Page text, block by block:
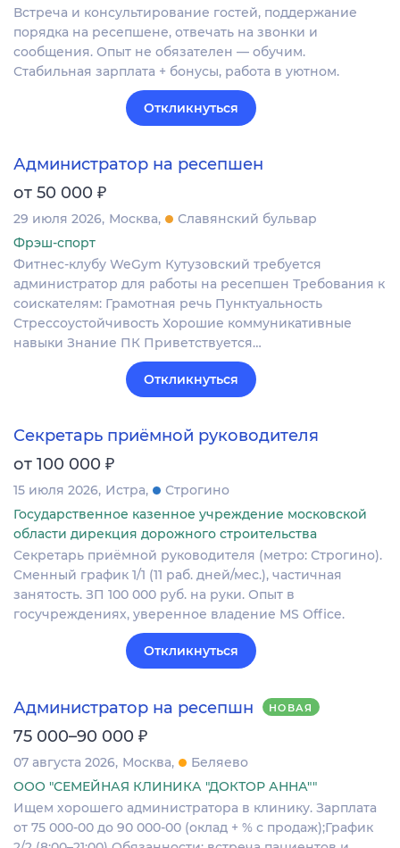
Встреча и консультирование гостей, поддержание
порядка на ресепшене, отвечать на звонки и
сообщения. Опыт не обязателен — обучим.
Стабильная зарплата + бонусы, работа в уютном.
Откликнуться
Администратор на ресепшен
от 50 000 ₽
29 июля 2026 Москва
Славянский бульвар
Фрэш-спорт
Фитнес-клубу WeGym Кутузовский требуется
администратор для работы на ресепшен Требования к
соискателям: Грамотная речь Пунктуальность
Стрессоустойчивость Хорошие коммуникативные
навыки Знание ПК Приветствуется…
Откликнуться
Секретарь приёмной руководителя
от 100 000 ₽
15 июля 2026 Истра
Строгино
Государственное казенное учреждение московской
области дирекция дорожного строительства
Секретарь приёмной руководителя (метро: Строгино).
Сменный график 1/1 (11 раб. дней/мес.), частичная
занятость. ЗП 100 000 руб. на руки. Опыт в
госучреждениях, уверенное владение MS Office.
Откликнуться
Администратор на ресепшн НОВАЯ
75 000–90 000 ₽
07 августа 2026 Москва
Беляево
ООО "СЕМЕЙНАЯ КЛИНИКА "ДОКТОР АННА""
Ищем хорошего администратора в клинику. Зарплата
от 75 000-00 до 90 000-00 (оклад + % с продаж);График